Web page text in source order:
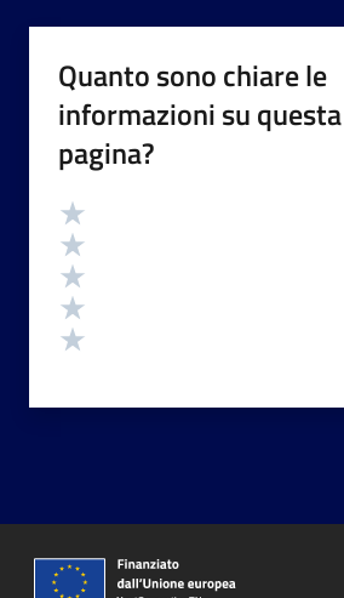
Quanto sono chiare le
informazioni su questa
pagina?
Valutazione